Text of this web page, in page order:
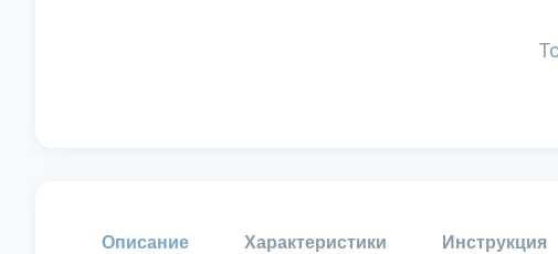
Описание Характеристики Инструкция